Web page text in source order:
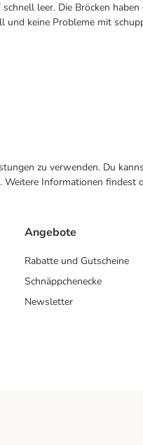
leer. Die Bröcken
keine Probleme mit
zu verwenden. Du
Weitere Informationen findest
Angebote
Rabatte und Gutscheine
Schnäppchenecke
Newsletter